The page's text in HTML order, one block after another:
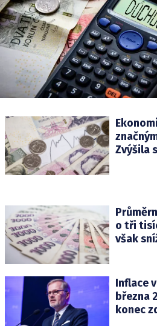
Zvýšila
o tři
však
Inflace
března
konec